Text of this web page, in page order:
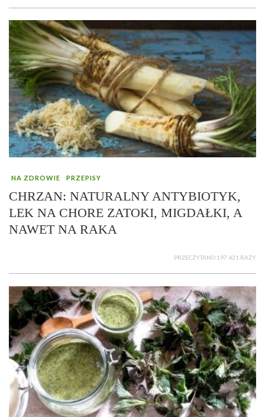
NA ZDROWIE PRZEPISY
CHRZAN: NATURALNY ANTYBIOTYK,
LEK NA CHORE ZATOKI, MIGDAŁKI, A
NAWET NA RAKA
PRZECZYTANO 197 421 RAZY